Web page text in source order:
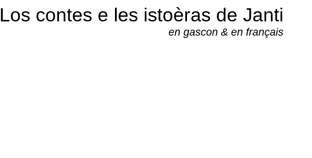
Los contes e les istoèras de Janti
en gascon & en français